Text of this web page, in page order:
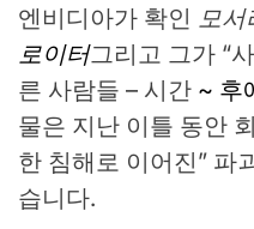
엔비디아가 확인 모서
로이터그리고 그가 “
른 사람들 – 시간 ~ 후
물은 지난 이틀 동안
한 침해로 이어진” 파
습니다.